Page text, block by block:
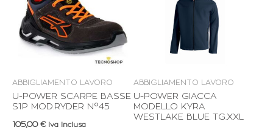
ABBIGLIAMENTO LAVORO
U-POWER SCARPE BASSE
S1P MOD.RYDER N°45
105,00 € Iva Inclusa
ABBIGLIAMENTO LAVORO
U-POWER GIACCA
MODELLO KYRA
WESTLAKE BLUE TG.XXL